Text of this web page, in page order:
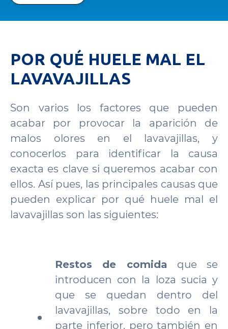
POR QUÉ HUELE MAL EL
LAVAVAJILLAS
Son varios los factores que pueden
acabar por provocar la aparición de
malos olores en el lavavajillas, y
conocerlos para identificar la causa
exacta es clave si queremos acabar con
ellos. Así pues, las principales causas que
pueden explicar por qué huele mal el
lavavajillas son las siguientes:
Restos de comida que se
introducen con la loza sucia y
que se quedan dentro del
lavavajillas, sobre todo en la
parte inferior, pero también en